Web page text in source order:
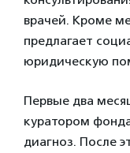
врачей. Кроме
предлагает
юридическую
Первые два
куратором
диагноз. После